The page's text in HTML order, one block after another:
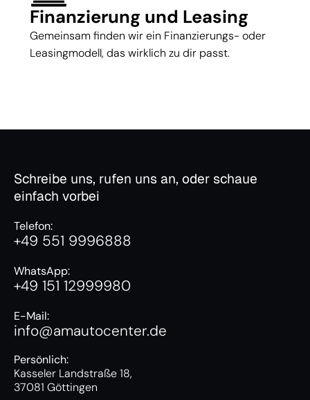
Finanzierung und Leasing
Gemeinsam finden wir ein Finanzierungs- oder
Leasingmodell, das wirklich zu dir passt.
Schreibe uns, rufen uns an, oder schaue
einfach vorbei
Telefon:
+49 551 9996888
WhatsApp:
+49 151 12999980
E-Mail:
info@amautocenter.de
Persönlich:
Kasseler Landstraße 18,
37081 Göttingen